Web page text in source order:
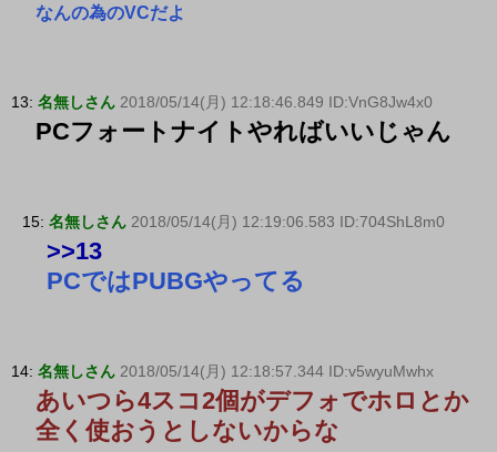
なんの為のVCだよ
13: 名無しさん 2018/05/14(月) 12:18:46.849 ID:VnG8Jw4x0
PCフォートナイトやればいいじゃん
15: 名無しさん 2018/05/14(月) 12:19:06.583 ID:704ShL8m0
>>13
PCではPUBGやってる
14: 名無しさん 2018/05/14(月) 12:18:57.344 ID:v5wyuMwhx
あいつら4スコ2個がデフォでホロとか
全く使おうとしないからな